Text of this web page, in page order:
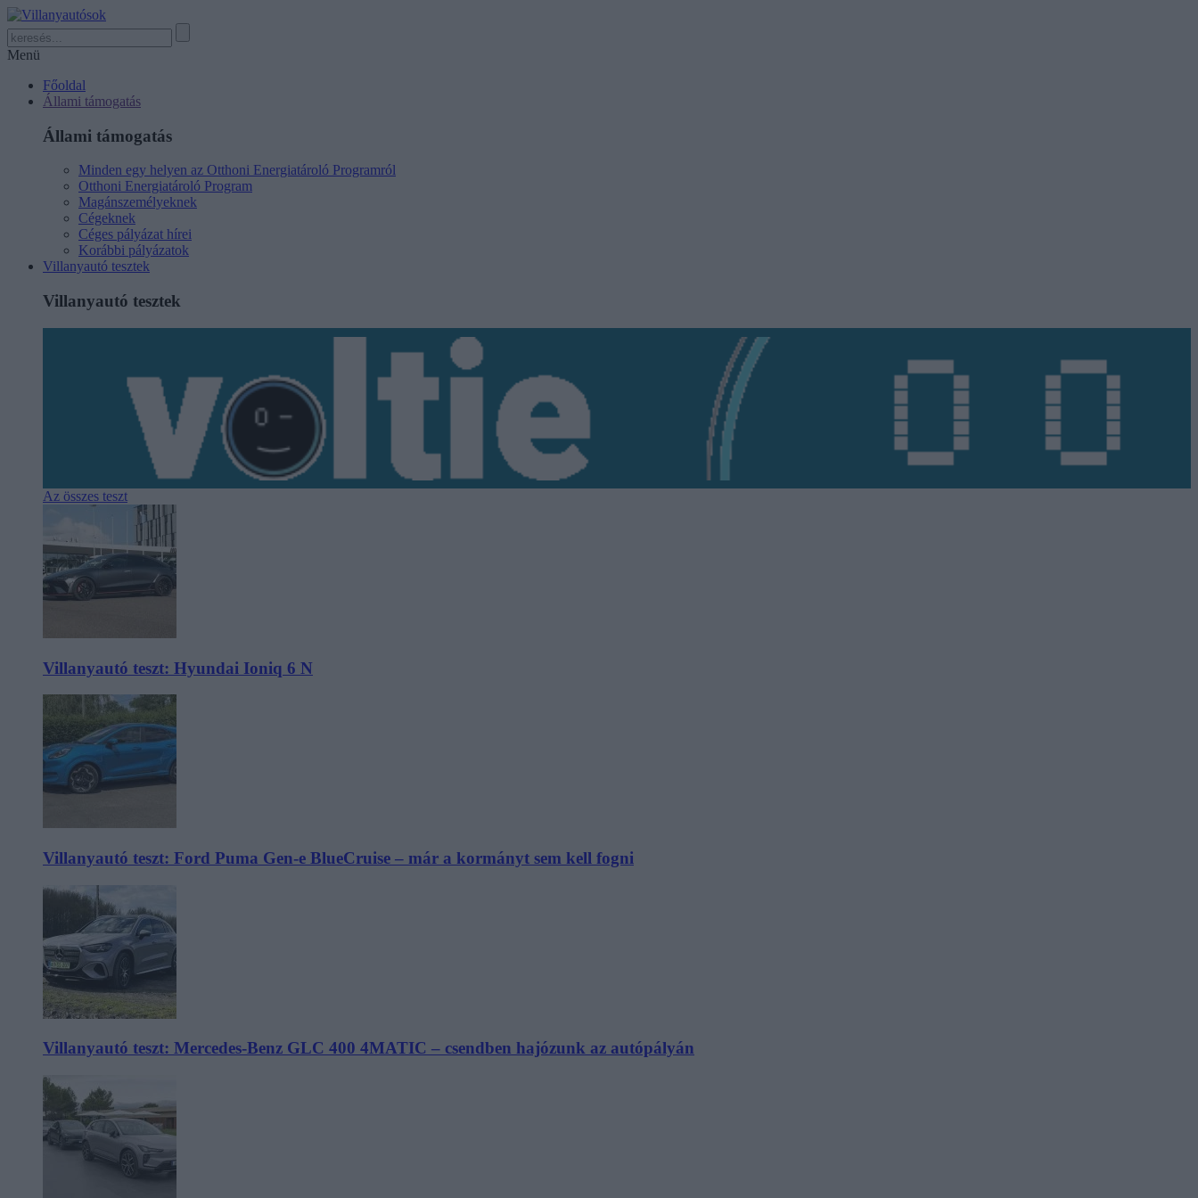
Menü
Főoldal
Állami támogatás
Állami támogatás
Minden egy helyen az Otthoni Energiatároló Programról
Otthoni Energiatároló Program
Magánszemélyeknek
Cégeknek
Céges pályázat hírei
Korábbi pályázatok
Villanyautó tesztek
Villanyautó tesztek
Az összes teszt
Villanyautó teszt: Hyundai Ioniq 6 N
Villanyautó teszt: Ford Puma Gen-e BlueCruise – már a kormányt sem kell fogni
Villanyautó teszt: Mercedes-Benz GLC 400 4MATIC – csendben hajózunk az autópályán